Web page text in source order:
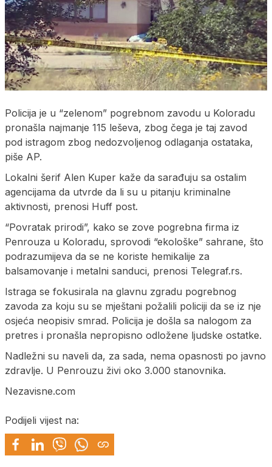
Policija je u “zelenom” pogrebnom zavodu u Koloradu
pronašla najmanje 115 leševa, zbog čega je taj zavod
pod istragom zbog nedozvoljenog odlaganja ostataka,
piše AP.
Lokalni šerif Alen Kuper kaže da sarađuju sa ostalim
agencijama da utvrde da li su u pitanju kriminalne
aktivnosti, prenosi Huff post.
“Povratak prirodi”, kako se zove pogrebna firma iz
Penrouza u Koloradu, sprovodi “ekološke” sahrane, što
podrazumijeva da se ne koriste hemikalije za
balsamovanje i metalni sanduci, prenosi Telegraf.rs.
Istraga se fokusirala na glavnu zgradu pogrebnog
zavoda za koju su se mještani požalili policiji da se iz nje
osjeća neopisiv smrad. Policija je došla sa nalogom za
pretres i pronašla nepropisno odložene ljudske ostatke.
Nadležni su naveli da, za sada, nema opasnosti po javno
zdravlje. U Penrouzu živi oko 3.000 stanovnika.
Nezavisne.com
Podijeli vijest na: